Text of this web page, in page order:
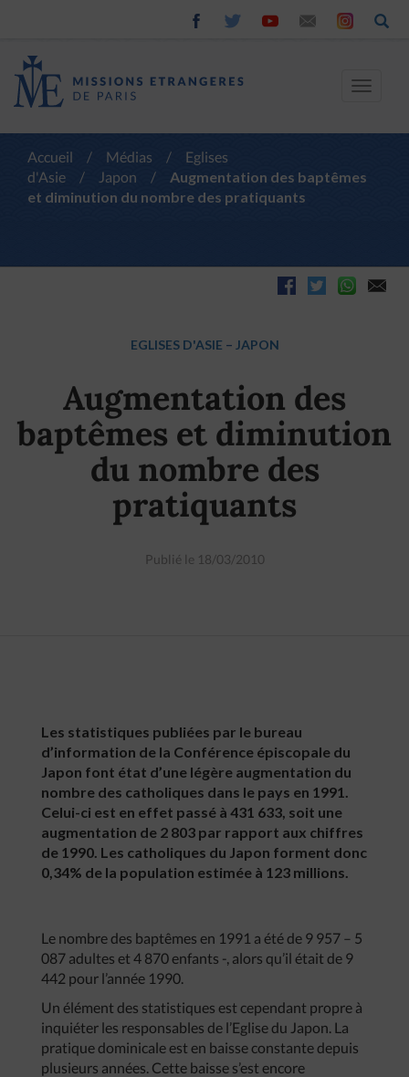
Toggle
Accueil / Médias /
Eglises
d'Asie
/ Japon /
Augmentation des baptêmes
et diminution du nombre des pratiquants
EGLISES D'ASIE – JAPON
Augmentation des
baptêmes et diminution
du nombre des
pratiquants
Publié le 18/03/2010
Les statistiques publiées par le bureau
d’information de la Conférence épiscopale du
Japon font état d’une légère augmentation du
nombre des catholiques dans le pays en 1991.
Celui-ci est en effet passé à 431 633, soit une
augmentation de 2 803 par rapport aux chiffres
de 1990. Les catholiques du Japon forment donc
0,34% de la population estimée à 123 millions.
Le nombre des baptêmes en 1991 a été de 9 957 – 5
087 adultes et 4 870 enfants -, alors qu’il était de 9
442 pour l’année 1990.
Un élément des statistiques est cependant propre à
inquiéter les responsables de l’Eglise du Japon. La
pratique dominicale est en baisse constante depuis
plusieurs années. Cette baisse s’est encore